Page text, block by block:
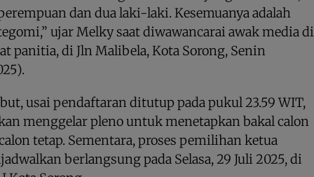
dan dua laki-laki. Kesemuanya adalah
ujar Melky saat diwawancarai awak media di
panitia, di Jln Malibela, Kota Sorong, Senin
usai pendaftaran ditutup pada pukul 23.59 WIT,
menggelar pleno untuk menetapkan bakal calon
tetap. Sementara, proses pemilihan ketua
berlangsung pada Selasa, 29 Juli 2025, di